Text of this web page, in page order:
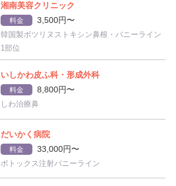
湘南美容クリニック
料金 3,500円〜
韓国製ボツリヌストキシン鼻根・バニーライン
1部位
いしかわ皮ふ科・形成外科
料金 8,800円〜
しわ治療鼻
だいかく病院
料金 33,000円〜
ボトックス注射バニーライン